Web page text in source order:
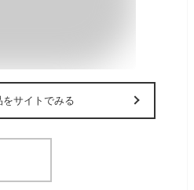
をサイトでみる